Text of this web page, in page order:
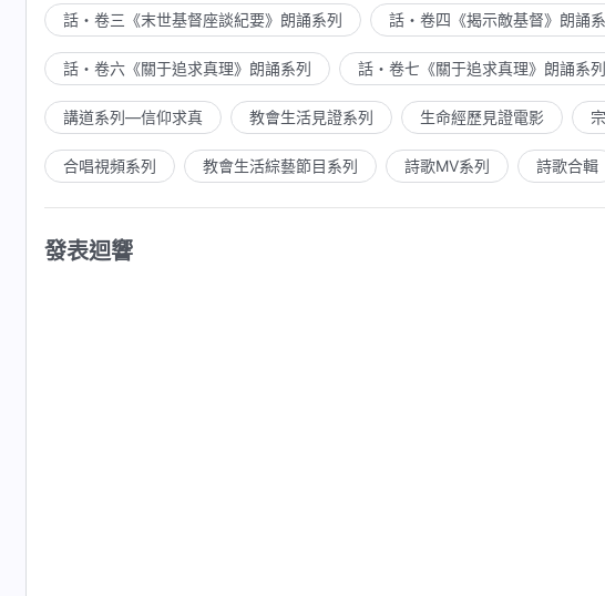
話・卷三《末世基督座談紀要》朗誦系列 話・卷四《揭示敵基督》朗誦
話・卷六《關于追求真理》朗誦系列 話・卷七《關于追求真理》朗誦系列
講道系列—信仰求真 教會生活見證系列 生命經歷見證電影
合唱視頻系列 教會生活綜藝節目系列 詩歌MV系列 詩歌合輯
發表迴響